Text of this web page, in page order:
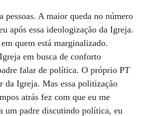
pessoas. A maior queda no número
após essa ideologização da Igreja.
quem está marginalizado.
em busca de conforto
falar de política. O próprio PT
da Igreja. Mas essa politização
atrás fez com que eu me
um padre discutindo política, eu